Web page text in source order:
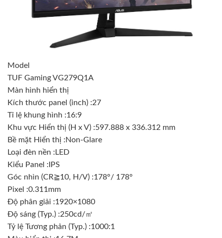
Model
TUF Gaming VG279Q1A
Màn hình hiển thị
Kích thước panel (inch) :27
Tỉ lệ khung hình :16:9
Khu vực Hiển thị (H x V) :597.888 x 336.312 mm
Bề mặt Hiển thị :Non-Glare
Loại đèn nền :LED
Kiểu Panel :IPS
Góc nhìn (CR≧10, H/V) :178°/ 178°
Pixel :0.311mm
Độ phân giải :1920×1080
Độ sáng (Typ.) :250cd/㎡
Tỷ lệ Tương phản (Typ.) :1000:1